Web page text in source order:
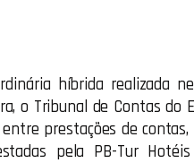
híbrida realizada
o Tribunal de Contas do
entre prestações de
pela PB-Tur